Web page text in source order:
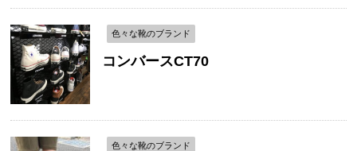
色々な靴のブランド
コンバースCT70
色々な靴のブランド